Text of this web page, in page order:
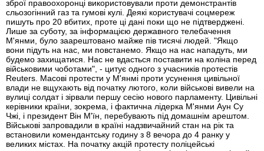
зброї правоохоронці використовували проти демонстрантів
сльозогінний газ та гумові кулі. Деякі користувачі соцмереж
пишуть про 20 вбитих, проте ці дані поки що не підтверджені.
Лише за суботу, за інформацією державного телебачення
М'янми, було заарештовано майже пів тисячі людей. "Якщо
вони підуть на нас, ми повстанемо. Якщо на нас нападуть, ми
будемо захищатися. Нас не вдасться поставити на коліна перед
військовими чоботами", - цитує одного з учасників протестів
Reuters. Масові протести у М'янмі проти усунення цивільної
влади не вщухають від початку лютого, коли військові вивели на
вулиці солдат і зірвали першу сесію нового парламенту. Цивільні
керівники країни, зокрема, і фактична лідерка М'янми Аун Су
Чжі, і президент Він М'їн, перебувають під домашнім арештом.
Військові запровадили в країні надзвичайний стан на рік та
встановили комендантську годину з 8 вечора до 4 ранку у
великих містах. На початку акцій протесту поліцейські